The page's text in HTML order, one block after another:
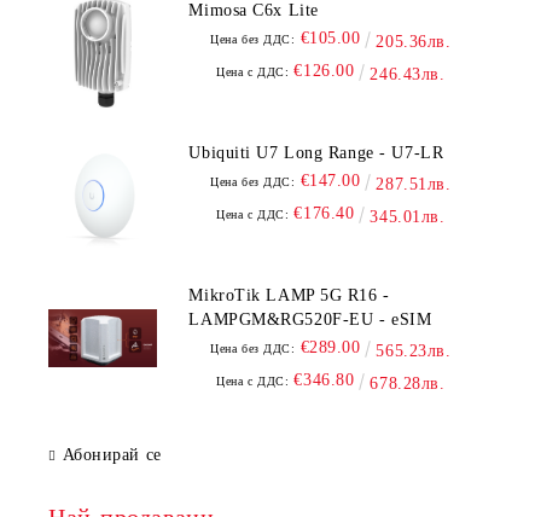
Mimosa C6x Lite
Цена без ДДС: €105.00 205.36лв.
Цена с ДДС: €126.00 246.43лв.
Ubiquiti U7 Long Range - U7-LR
Цена без ДДС: €147.00 287.51лв.
Цена с ДДС: €176.40 345.01лв.
MikroTik LAMP 5G R16 -
LAMPGM&RG520F-EU - eSIM
Цена без ДДС: €289.00 565.23лв.
Цена с ДДС: €346.80 678.28лв.
Абонирай се